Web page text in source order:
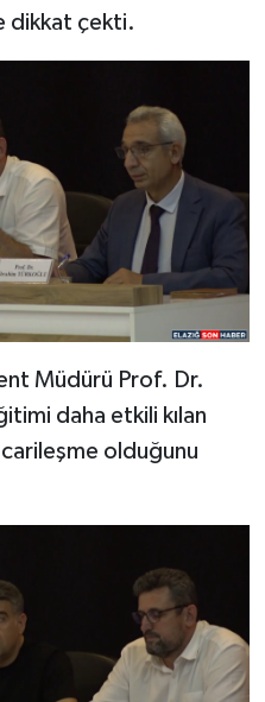
dikkat çekti.
Müdürü Prof. Dr.
daha etkili kılan
olduğunu